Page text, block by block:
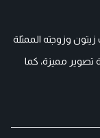
وزوجته الممثلة
تصوير مميزة، كما